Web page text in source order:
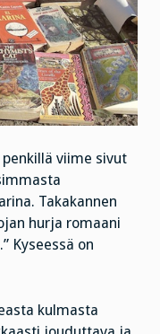
viime sivut
Takakannen
hurja romaani
Kyseessä on
kulmasta